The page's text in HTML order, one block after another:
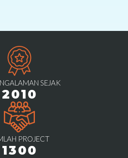
SEJAK
2010
PROJECT
1300